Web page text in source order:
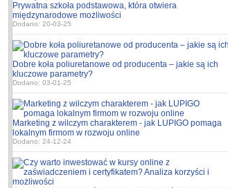
Prywatna szkoła podstawowa, która otwiera
międzynarodowe możliwości
Dodano: 20-03-25
Dobre koła poliuretanowe od producenta – jakie są ich
kluczowe parametry?
Dodano: 03-01-25
Marketing z wilczym charakterem - jak LUPIGO pomaga
lokalnym firmom w rozwoju online
Dodano: 24-12-24